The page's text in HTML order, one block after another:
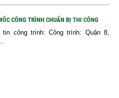
CÔNG TRÌNH CHUẨN BỊ THI CÔNG
công trình: Công trình: Quận 8,